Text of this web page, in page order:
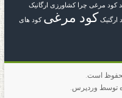
کود مرغی چرا کشاورزی ارگانیک
ارگنیک کود مرغی کود های
است.
وردپرس.